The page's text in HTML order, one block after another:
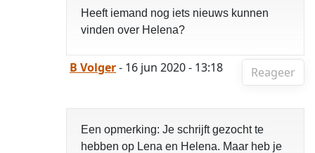
Heeft iemand nog iets nieuws kunnen
vinden over Helena?
Reageer
B Volger- 16 jun 2020 - 13:18
Een opmerking: Je schrijft gezocht te
hebben op Lena en Helena. Maar heb je